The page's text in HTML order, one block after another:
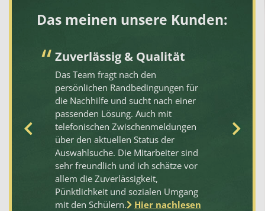
Das meinen unsere Kunden:
Zuverlässig & Qualität
Das Team fragt nach den
persönlichen Randbedingungen für
die Nachhilfe und sucht nach einer
passenden Lösung. Auch mit
telefonischen Zwischenmeldungen
über den aktuellen Status der
Auswahlsuche. Die Mitarbeiter sind
sehr freundlich und ich schätze vor
allem die Zuverlässigkeit,
Pünktlichkeit und sozialen Umgang
mit den Schülern.
Hier nachlesen